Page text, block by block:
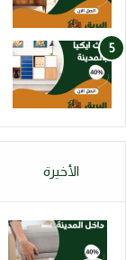
الأخيرة